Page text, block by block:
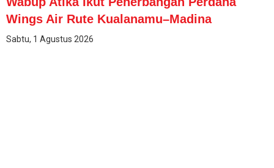
Wings Air Rute Kualanamu–Madina
Sabtu, 1 Agustus 2026